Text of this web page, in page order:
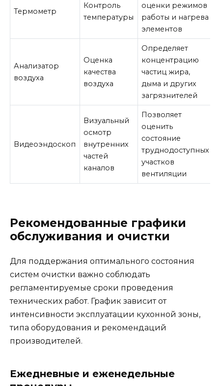
Термометр
Контроль
температуры
оценки режимов
работы и нагрева
элементов
Анализатор
воздуха
Оценка
качества
воздуха
Определяет
концентрацию
частиц жира,
дыма и других
загрязнителей
Видеоэндоскоп
Визуальный
осмотр
внутренних
частей
каналов
Позволяет
оценить
состояние
труднодоступных
участков
вентиляции
Рекомендованные графики
обслуживания и очистки
Для поддержания оптимального состояния
систем очистки важно соблюдать
регламентируемые сроки проведения
технических работ. График зависит от
интенсивности эксплуатации кухонной зоны,
типа оборудования и рекомендаций
производителей.
Ежедневные и еженедельные